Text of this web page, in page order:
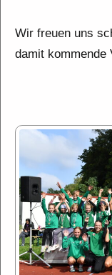
Wir freuen uns
damit kommende